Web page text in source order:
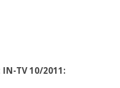
TV 10/2011: